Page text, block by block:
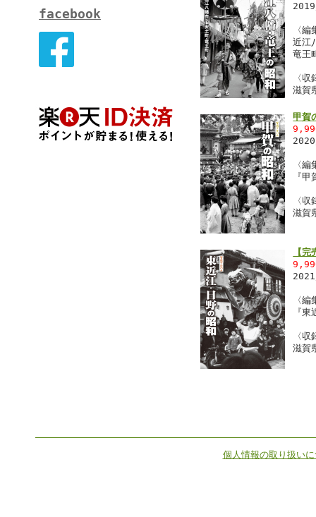
facebook
〈
近江
竜王
〈
滋賀
甲賀
〈編
『
〈
滋賀
【
〈編
『
〈
滋賀
個人情報の取り扱い